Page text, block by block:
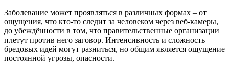
Заболевание может проявляться в различных формах – от
ощущения, что кто-то следит за человеком через веб-камеры,
до убеждённости в том, что правительственные организации
плетут против него заговор. Интенсивность и сложность
бредовых идей могут разниться, но общим является ощущение
постоянной угрозы, опасности.